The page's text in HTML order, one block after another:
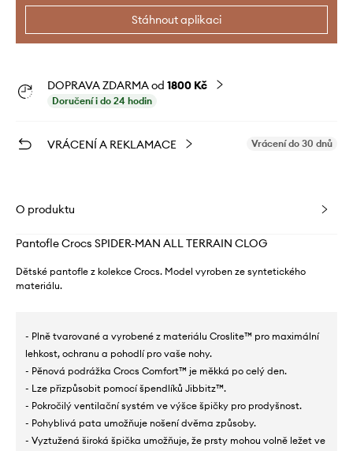
Stáhnout aplikaci
DOPRAVA ZDARMA od 1800 Kč
Doručení i do 24 hodin
VRÁCENÍ A REKLAMACE Vrácení do 30 dnů
O produktu
Pantofle Crocs SPIDER-MAN ALL TERRAIN CLOG
Dětské pantofle z kolekce Crocs. Model vyroben ze syntetického
materiálu.
- Plně tvarované a vyrobené z materiálu Croslite™ pro maximální
lehkost, ochranu a pohodlí pro vaše nohy.
- Pěnová podrážka Crocs Comfort™ je měkká po celý den.
- Lze přizpůsobit pomocí špendlíků Jibbitz™.
- Pokročilý ventilační systém ve výšce špičky pro prodyšnost.
- Pohyblivá pata umožňuje nošení dvěma způsoby.
- Vyztužená široká špička umožňuje, že prsty mohou volně ležet ve